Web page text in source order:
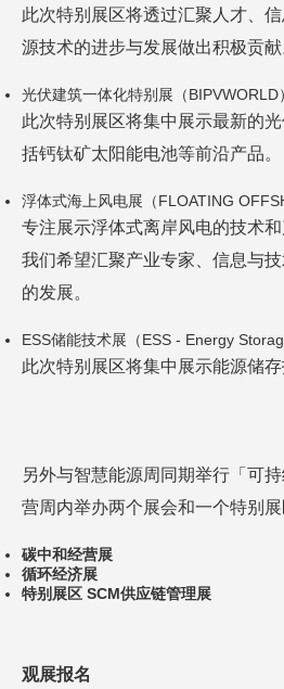
此次特别展区将透过汇聚人才、
源技术的进步与发展做出积极贡献
光伏建筑一体化特别展（BIPVWORLD）
此次特别展区将集中展示最新的
括钙钛矿太阳能电池等前沿产品。
浮体式海上风电展（FLOATING
专注展示浮体式离岸风电的技术
我们希望汇聚产业专家、信息与
的发展。
ESS储能技术展（ESS - Energy
此次特别展区将集中展示能源储存
另外与智慧能源周同期举行「可
营周内举办两个展会和一个特别展
碳中和经营展
循环经济展
特别展区 SCM供应链管理展
观展报名